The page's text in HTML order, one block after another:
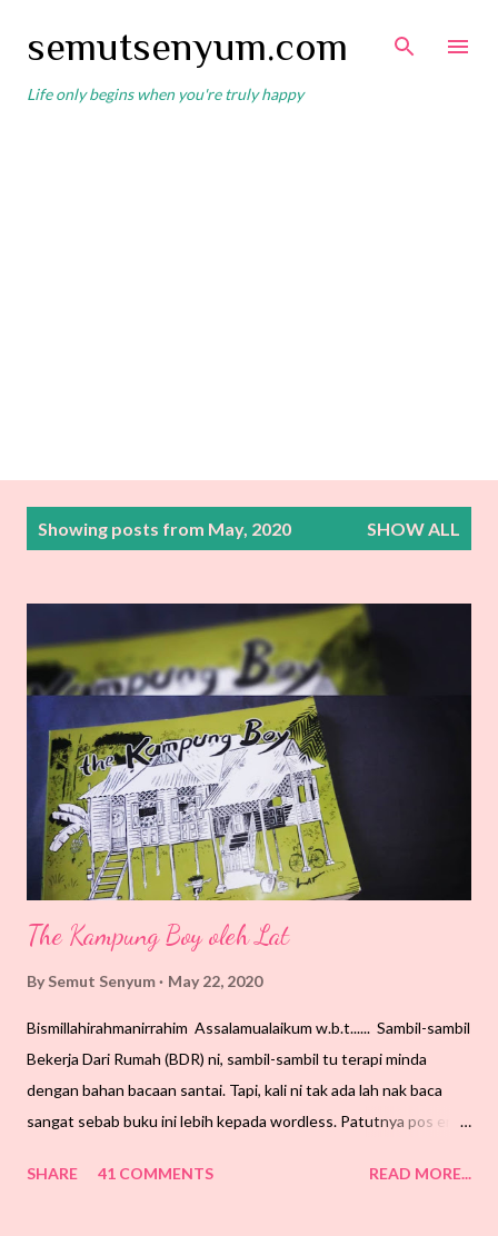
semutsenyum.com
Life only begins when you're truly happy
Showing posts from May, 2020 SHOW ALL
The Kampung Boy oleh Lat
By Semut Senyum May 22, 2020
Bismillahirahmanirrahim Assalamualaikum w.b.t...... Sambil-sambil
Bekerja Dari Rumah (BDR) ni, sambil-sambil tu terapi minda
dengan bahan bacaan santai. Tapi, kali ni tak ada lah nak baca
sangat sebab buku ini lebih kepada wordless. Patutnya pos entri
dah tak buat. Zaman muda remaja dulu suka juga buat Wordless
SHARE 41 COMMENTS READ MORE...